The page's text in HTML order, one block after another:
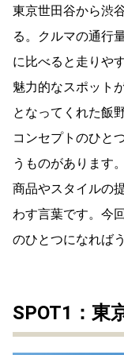
東京世田谷から渋
る。クルマの通行
に比べると走りや
魅力的なスポット
となってくれた飯
コンセプトのひと
うものがあります
商品やスタイルの
わす言葉です。今
のひとつになれば
SPOT1：東